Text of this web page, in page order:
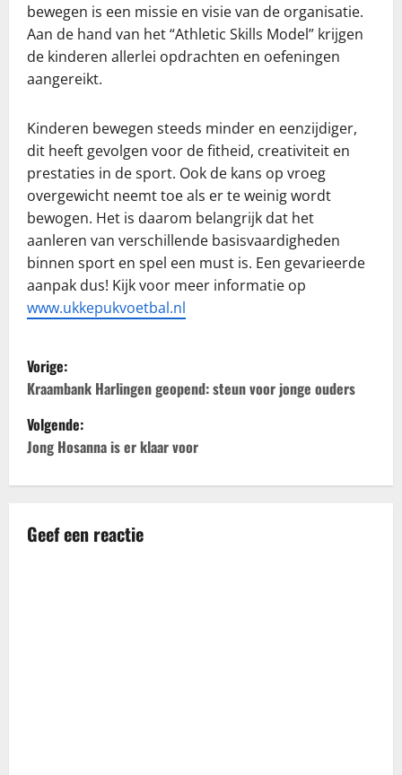
bewegen is een missie en visie van de organisatie.
Aan de hand van het “Athletic Skills Model” krijgen
de kinderen allerlei opdrachten en oefeningen
aangereikt.
Kinderen bewegen steeds minder en eenzijdiger,
dit heeft gevolgen voor de fitheid, creativiteit en
prestaties in de sport. Ook de kans op vroeg
overgewicht neemt toe als er te weinig wordt
bewogen. Het is daarom belangrijk dat het
aanleren van verschillende basisvaardigheden
binnen sport en spel een must is. Een gevarieerde
aanpak dus! Kijk voor meer informatie op
www.ukkepukvoetbal.nl
B
e
r
h
Vorige:
Kraambank Harlingen geopend: steun voor jonge ouders
Volgende:
Jong Hosanna is er klaar voor
Geef een reactie